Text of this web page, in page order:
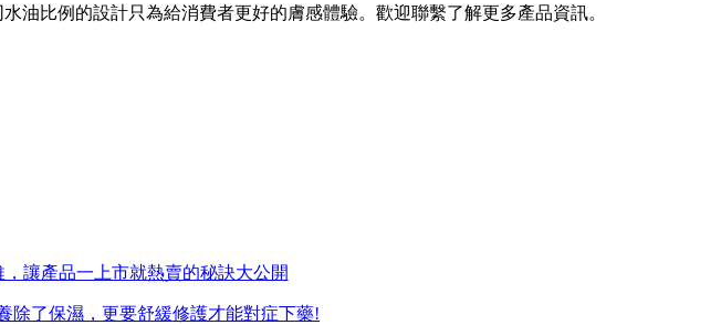
比例的設計只為給消費者更好的膚感體驗。歡迎聯繫了解更多產品資訊。
讓產品一上市就熱賣的秘訣大公開
除了保濕，更要舒緩修護才能對症下藥!